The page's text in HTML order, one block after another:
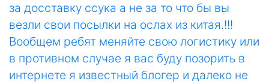
за досставку ссука а не за то что бы вы
везли свои посылки на ослах из китая.!!!
Вообщем ребят меняйте свою логистику или
в противном случае я вас буду позорить в
интернете я известный блогер и далеко не